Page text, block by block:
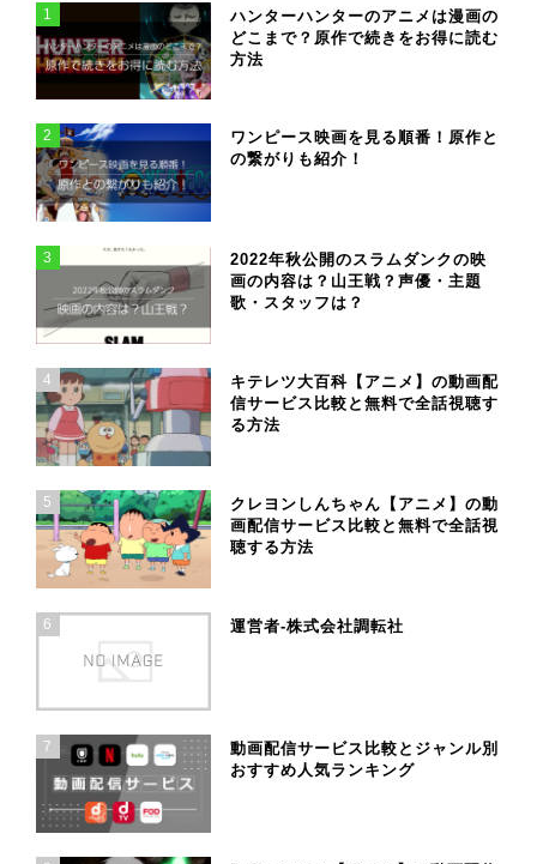
1
ハンターハンターのアニメは漫画の
どこまで？原作で続きをお得に読む
方法
2
ワンピース映画を見る順番！原作と
の繋がりも紹介！
3
2022年秋公開のスラムダンクの映
画の内容は？山王戦？声優・主題
歌・スタッフは？
4
キテレツ大百科【アニメ】の動画配
信サービス比較と無料で全話視聴す
る方法
5
クレヨンしんちゃん【アニメ】の動
画配信サービス比較と無料で全話視
聴する方法
6 運営者-株式会社調転社
7
動画配信サービス比較とジャンル別
おすすめ人気ランキング